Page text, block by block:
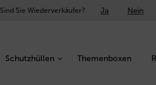
Sind Sie Wiederverkäufer? Ja Nein
Schutzhüllen Themenboxen